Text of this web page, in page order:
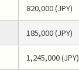
820,000 (JPY)
185,000 (JPY)
1,245,000 (JPY)